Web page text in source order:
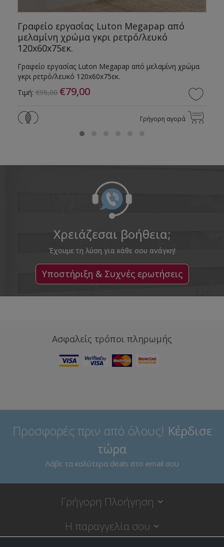
Γραφείο εργασίας Luton Megapap από
μελαμίνη χρώμα γκρι ρετρό/λευκό
120x60x75εκ.
Γραφείο εργασίας Luton Megapap από μελαμίνη χρώμα
γκρι ρετρό/λευκό 120x60x75εκ.
Τιμή: €95,00 €79,00
Γρήγορη αγορά
Χρειάζεσαι βοήθεια;
Έχουμε τη λύση για κάθε σου ανάγκη!
Υποστήριξη & Συχνές ερωτήσεις
Ασφαλείς τρόποι πληρωμής
Προσφορές πριν από όλους! Κέρδισε
τώρα
Λάβε τα καλύτερα deals στο email σου
Γρήγορη Πλοήγηση
Η παραγγελία σου